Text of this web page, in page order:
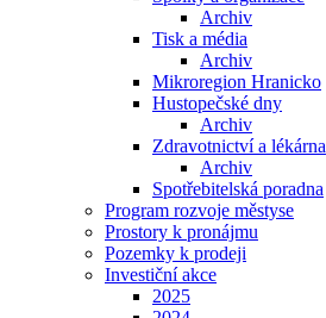
Archiv
Tisk a média
Archiv
Mikroregion Hranicko
Hustopečské dny
Archiv
Zdravotnictví a lékárna
Archiv
Spotřebitelská poradna
Program rozvoje městyse
Prostory k pronájmu
Pozemky k prodeji
Investiční akce
2025